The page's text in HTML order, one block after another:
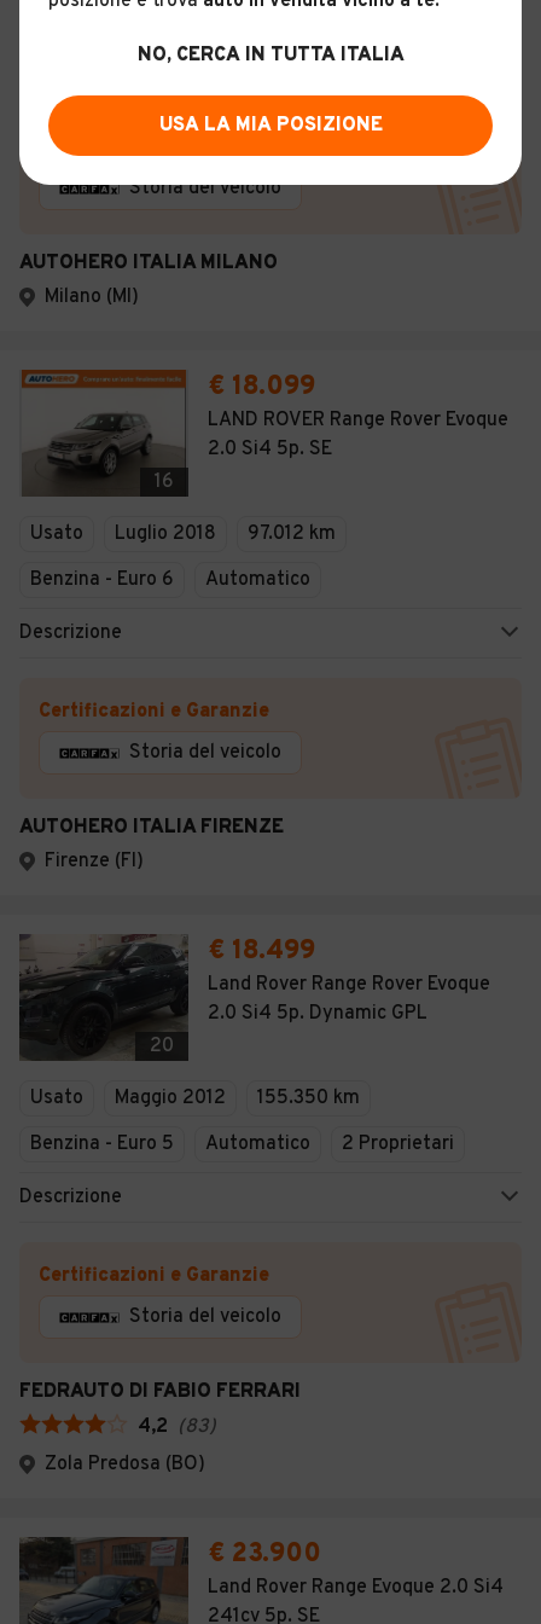
Benzina - Euro 6
Certificazioni e Garanzie
Storia del veicolo
AUTOHERO ITALIA MILANO
Milano (MI)
16
€ 18.099
LAND ROVER Range Rover Evoque
2.0 Si4 5p. SE
Usato Luglio 2018
97.012 km
Benzina - Euro 6
Automatico
Descrizione
Certificazioni e Garanzie
Storia del veicolo
AUTOHERO ITALIA FIRENZE
Firenze (FI)
20
€ 18.499
Land Rover Range Rover Evoque
2.0 Si4 5p. Dynamic GPL
Usato Maggio 2012
155.350 km
Benzina - Euro 5
Automatico 2 Proprietari
Descrizione
Certificazioni e Garanzie
Storia del veicolo
FEDRAUTO DI FABIO FERRARI
4,2 (83)
Zola Predosa (BO)
€ 23.900
Land Rover Range Evoque 2.0 Si4
241cv 5p. SE
NO, CERCA IN TUTTA ITALIA
USA LA MIA POSIZIONE